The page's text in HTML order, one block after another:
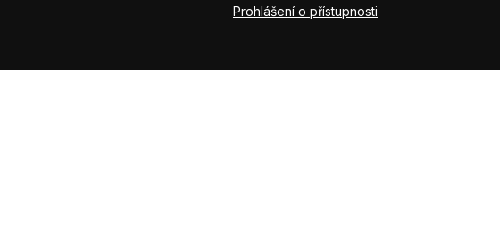
Prohlášení o přístupnosti